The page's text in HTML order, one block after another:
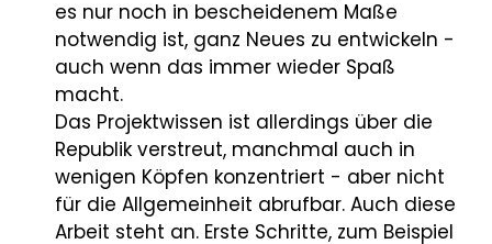
es nur noch in bescheidenem Maße
notwendig ist, ganz Neues zu entwickeln -
auch wenn das immer wieder Spaß
macht.
Das Projektwissen ist allerdings über die
Republik verstreut, manchmal auch in
wenigen Köpfen konzentriert - aber nicht
für die Allgemeinheit abrufbar. Auch diese
Arbeit steht an. Erste Schritte, zum Beispiel